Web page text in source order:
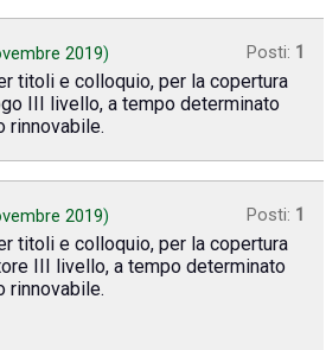
2019) Posti: 1
titoli e colloquio, per la copertura
III livello, a tempo determinato
rinnovabile.
2019) Posti: 1
titoli e colloquio, per la copertura
III livello, a tempo determinato
rinnovabile.